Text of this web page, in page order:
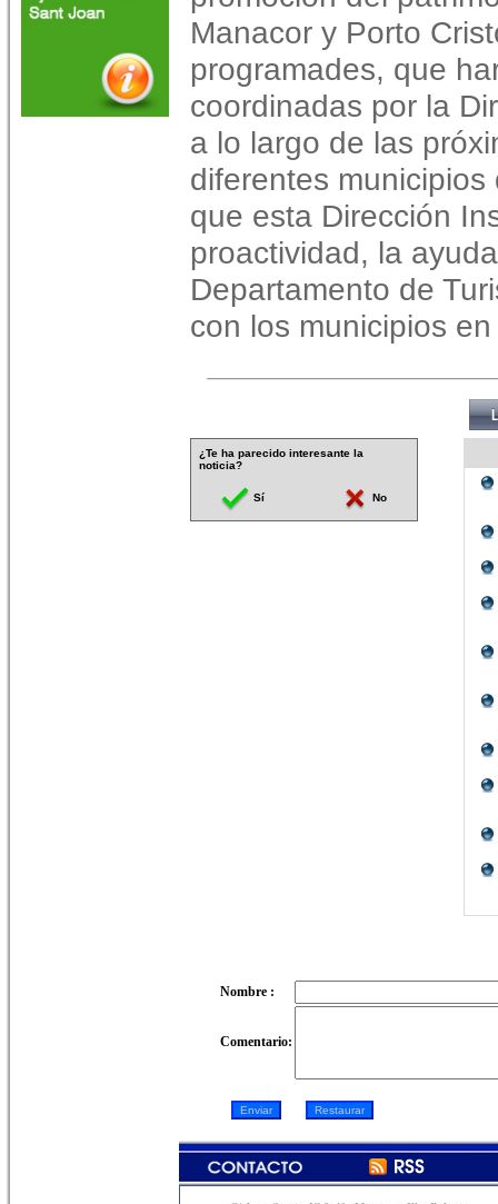
Manacor y Porto
programades, que
coordinadas por la
a lo largo de las
diferentes
que esta Dirección
proactividad, la
Departamento de
con los municipios
¿Te ha parecido interesante la
noticia?
Sí No
Nombre :
Comentario: